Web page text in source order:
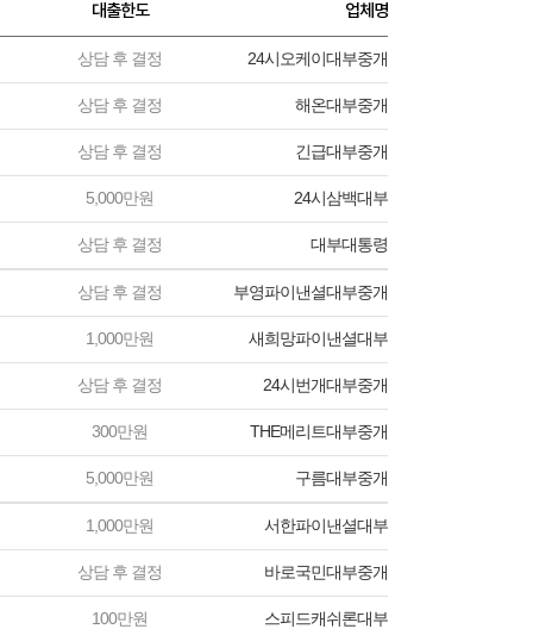
대출한도 업체명
상담 후 결정 24시오케이대부중개
상담 후 결정 해온대부중개
상담 후 결정 긴급대부중개
5,000만원 24시삼백대부
상담 후 결정 대부대통령
상담 후 결정 부영파이낸셜대부중개
1,000만원 새희망파이낸셜대부
상담 후 결정 24시번개대부중개
300만원 THE메리트대부중개
5,000만원 구름대부중개
1,000만원 서한파이낸셜대부
상담 후 결정 바로국민대부중개
100만원 스피드캐쉬론대부